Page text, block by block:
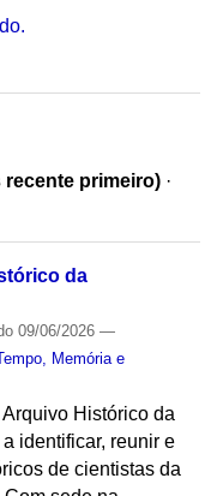
recente primeiro) ·
da
09/06/2026 —
Memória e
Histórico da
identificar, reunir e
de cientistas da